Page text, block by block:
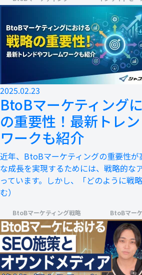
2025.02.23
BtoBマーケティング
の重要性！最新トレ
ワークも紹介
近年、BtoBマーケティングの重要性が
な成長を実現するためには、戦略的な
っています。しかし、「どのように戦
む）
BtoBマーケティング戦略 BtoBマー